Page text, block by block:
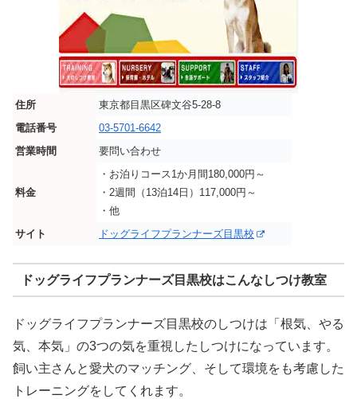
住所
東京都目黒区碑文谷5-28-8
電話番号
03-5701-6642
営業時間
要問い合わせ
料金
・お泊りコース1か月間180,000円～
・2週間（13泊14日）117,000円～
・他
サイト
ドッグライフプランナーズ目黒校
ドッグライフプランナーズ目黒校はこんなしつけ教室
ドッグライフプランナーズ目黒校のしつけは「根気、やる
気、本気」の3つの気を重視したしつけになっています。
飼い主さんと愛犬のマッチング、そして環境をも考慮した
トレーニングをしてくれます。